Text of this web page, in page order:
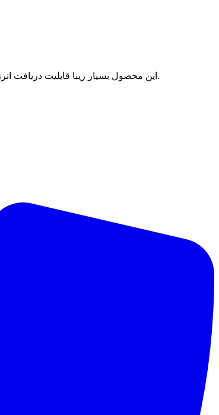
این محصول بسیار زیبا قابلیت دریافت انرژی خورشید، لامپ و هر نوع منبع نور را دارد و پس از قرار گرفتن در مجاورت نور، آن را در خود ذخیره کرده و در تاریکی بسیار زیبا و درخشان خواهد شد.